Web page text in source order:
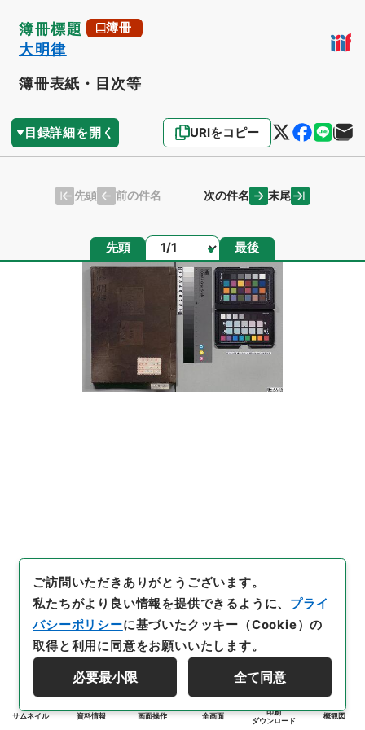
簿冊標題 簿冊
大明律
簿冊表紙・目次等
目録詳細を開く URIをコピー
先頭 前の件名 次の件名 末尾
先頭 ページ 最後
サムネイル 資料情報 画面操作 全画面
印刷
ダウンロード
概観図
ご訪問いただきありがとうございます。
私たちがより良い情報を提供できるように、 プライ
バシーポリシーに基づいたクッキー（Cookie）の
取得と利用に同意をお願いいたします。
必要最小限 全て同意